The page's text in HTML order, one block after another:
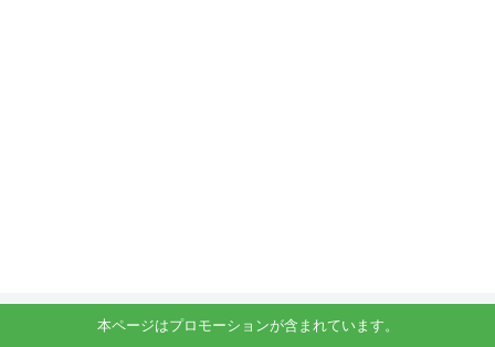
本ページはプロモーションが含まれています。